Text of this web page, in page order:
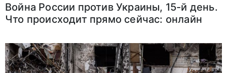
Война России против Украины, 15-й день.
Что происходит прямо сейчас: онлайн